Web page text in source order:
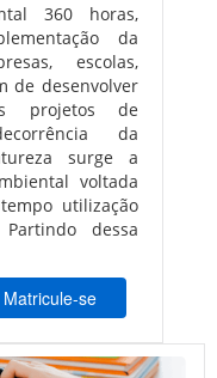
360 horas,
da
escolas,
de desenvolver
projetos de
da
surge a
voltada
utilização
dessa
Matricule-se